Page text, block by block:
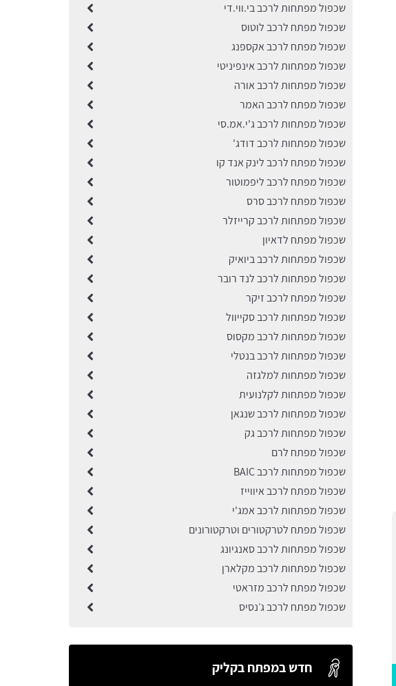
שכפול מפתחות לרכב בי.ווי.די
שכפול מפתח לרכב לוטוס
שכפול מפתח לרכב אקספנג
שכפול מפתחות לרכב אינפיניטי
שכפול מפתחות לרכב אורה
שכפול מפתח לרכב האמר
שכפול מפתחות לרכב ג'י.אמ.סי
שכפול מפתחות לרכב דודג'
שכפול מפתח לרכב לינק אנד קו
שכפול מפתח לרכב ליפמוטור
שכפול מפתח לרכב סרס
שכפול מפתחות לרכב קרייזלר
שכפול מפתח לדאיון
שכפול מפתחות לרכב ביואיק
שכפול מפתחות לרכב לנד רובר
שכפול מפתח לרכב זיקר
שכפול מפתחות לרכב סקייוול
שכפול מפתחות לרכב מקסוס
שכפול מפתחות לרכב בנטלי
שכפול מפתחות למלגזה
שכפול מפתחות לקלנועית
שכפול מפתחות לרכב שנגאן
שכפול מפתחות לרכב גק
שכפול מפתח לרם
שכפול מפתחות לרכב BAIC
שכפול מפתח לרכב איווייז
שכפול מפתחות לרכב אמג'י
שכפול מפתח לטרקטורים וטרקטורונים
שכפול מפתחות לרכב סאנגיונג
שכפול מפתחות לרכב מקלארן
שכפול מפתח לרכב מזראטי
שכפול מפתח לרכב ג׳נסיס
חדש במפתח בקליק